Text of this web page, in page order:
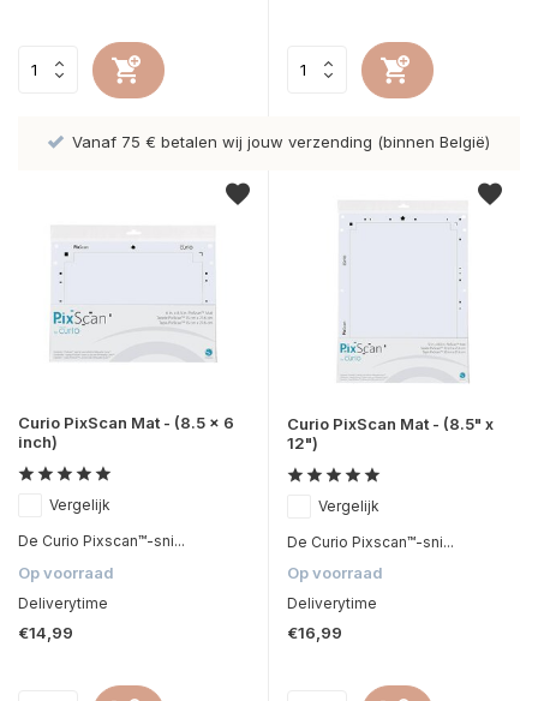
Vanaf 75 € betalen wij jouw verzending (binnen België)
Curio PixScan Mat - (8.5 x 6
inch)
Vergelijk
De Curio Pixscan™-sni...
Op voorraad
Deliverytime
€14,99
Curio PixScan Mat - (8.5" x
12")
Vergelijk
De Curio Pixscan™-sni...
Op voorraad
Deliverytime
€16,99